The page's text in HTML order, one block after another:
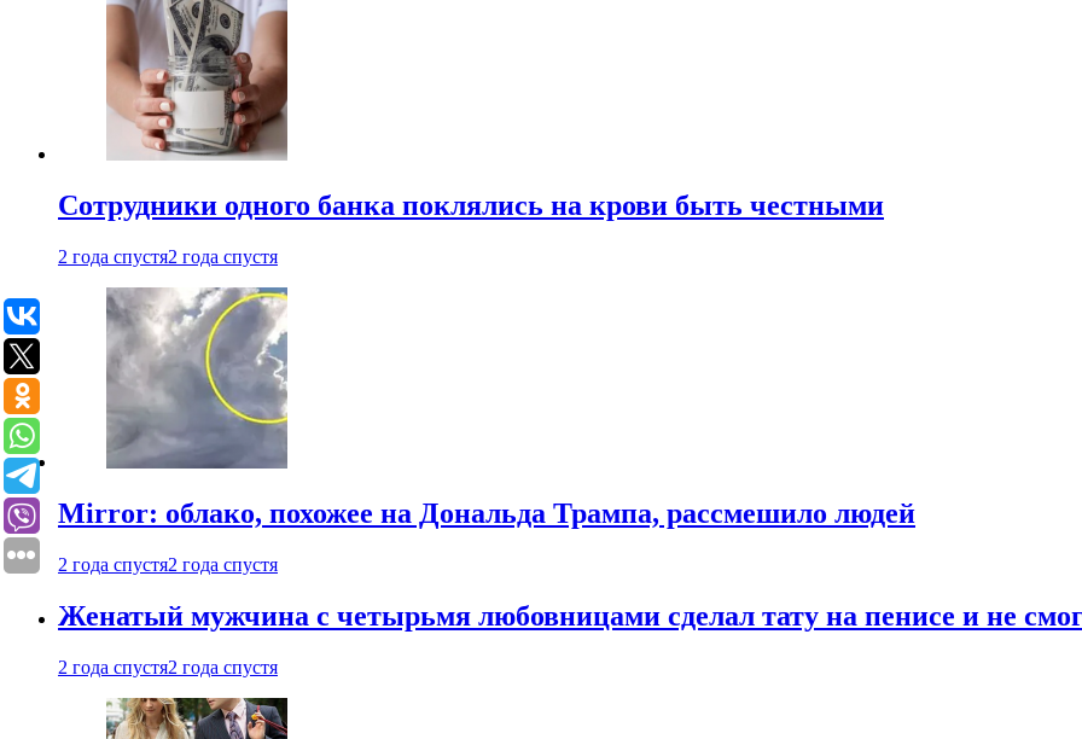
Сотрудники одного банка поклялись на крови быть честными
2 года спустя2 года спустя
Mirror: облако, похожее на Дональда Трампа, рассмешило людей
2 года спустя2 года спустя
Женатый мужчина с четырьмя любовницами сделал тату на пенисе и не
2 года спустя2 года спустя